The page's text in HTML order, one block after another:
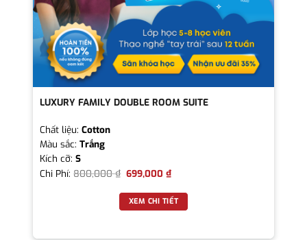
LUXURY FAMILY DOUBLE ROOM SUITE
Chất liệu:Cotton
Màu sắc:Trắng
Kích cỡ:S
Chi Phí:800,000₫ 699,000₫
XEM CHI TIẾT